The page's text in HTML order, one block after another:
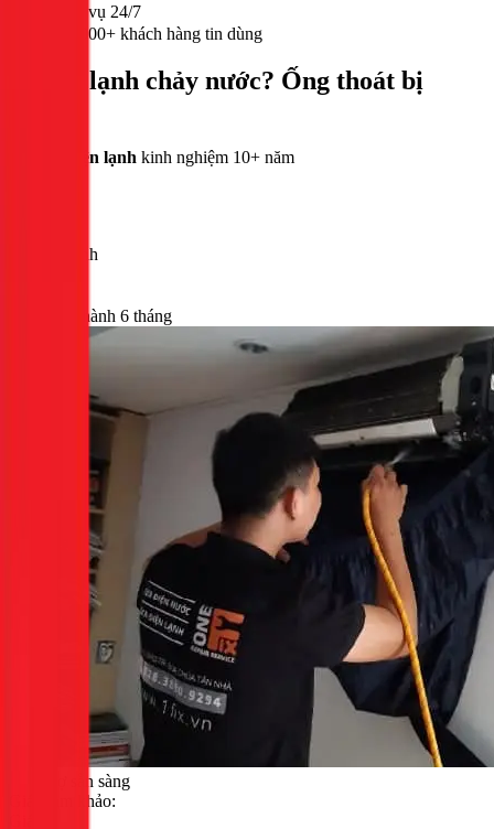
Phục vụ 24/7
300,000+ khách hàng tin dùng
Máy lạnh chảy nước? Ống thoát bị
Thợ điện lạnh kinh nghiệm 10+ năm
Bảo hành
Bảo hành 6 tháng
thợ sẵn sàng
Giá tham khảo: